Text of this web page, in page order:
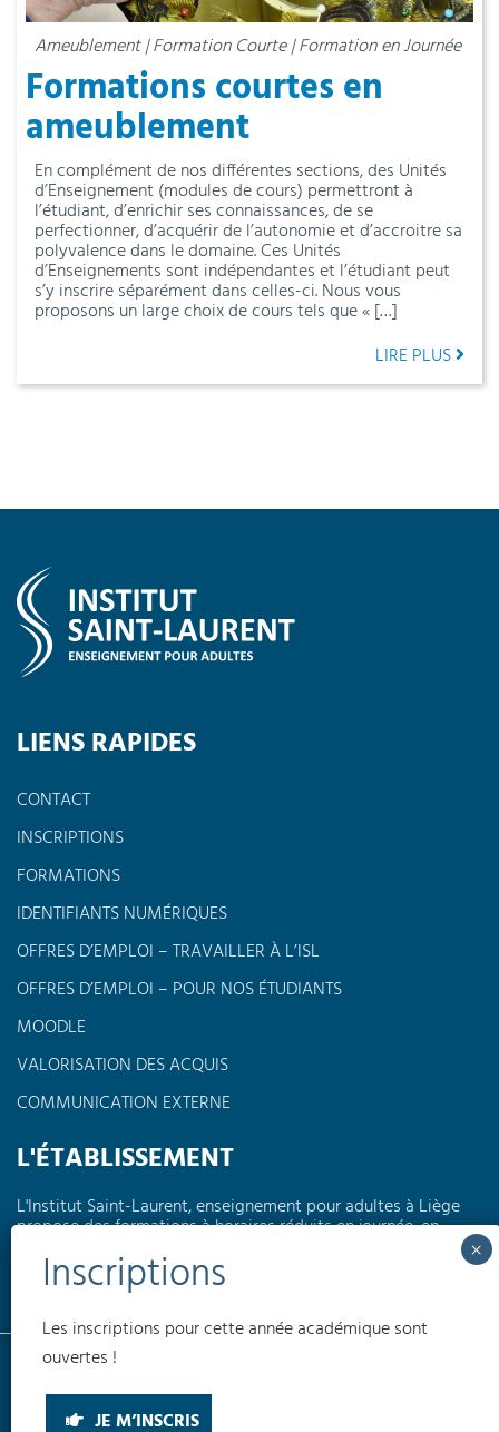
Ameublement | Formation Courte | Formation en Journée
Formations courtes en
ameublement
En complément de nos différentes sections, des Unités
d’Enseignement (modules de cours) permettront à
l’étudiant, d’enrichir ses connaissances, de se
perfectionner, d’acquérir de l’autonomie et d’accroitre sa
polyvalence dans le domaine. Ces Unités
d’Enseignements sont indépendantes et l’étudiant peut
s’y inscrire séparément dans celles-ci. Nous vous
proposons un large choix de cours tels que « […]
LIRE PLUS
LIENS RAPIDES
CONTACT
INSCRIPTIONS
FORMATIONS
IDENTIFIANTS NUMÉRIQUES
OFFRES D’EMPLOI – TRAVAILLER À L’ISL
OFFRES D’EMPLOI – POUR NOS ÉTUDIANTS
MOODLE
VALORISATION DES ACQUIS
COMMUNICATION EXTERNE
L'ÉTABLISSEMENT
L'Institut Saint-Laurent, enseignement pour adultes à Liège
propose des formations à horaires réduits en journée, en
soirée ou encore le week-end dans différents domaines tels
que l'électricité, la pédagogie, l'informatique, les langues,
l'électromécanique...
Conditions générales
INSTITUT SAINT-LAURENT EA © 2026
Les inscriptions pour cette année académique sont
ouvertes !
JE M’INSCRIS